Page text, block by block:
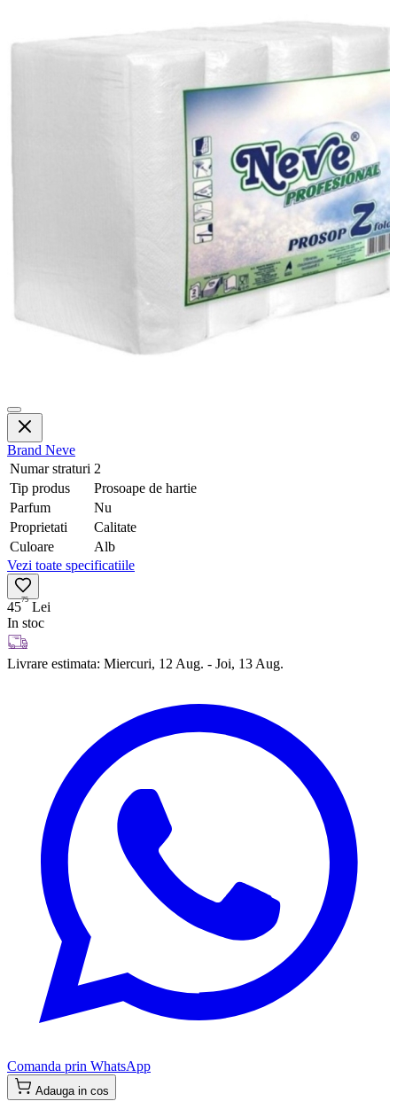
Brand Neve
Numar straturi 2
Tip produs
Prosoape de hartie
Parfum
Nu
Proprietati
Calitate
Culoare
Alb
Vezi toate specificatiile
4575 Lei
In stoc
Livrare estimata: Miercuri, 12 Aug. - Joi, 13 Aug.
Comanda prin WhatsApp
Adauga in cos